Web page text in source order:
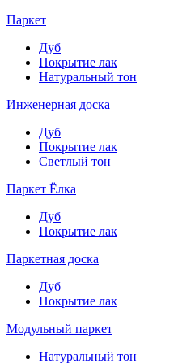
Паркет
Дуб
Покрытие лак
Натуральный тон
Инженерная доска
Дуб
Покрытие лак
Светлый тон
Паркет Ёлка
Дуб
Покрытие лак
Паркетная доска
Дуб
Покрытие лак
Модульный паркет
Натуральный тон